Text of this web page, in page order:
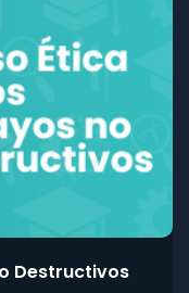
Destructivos